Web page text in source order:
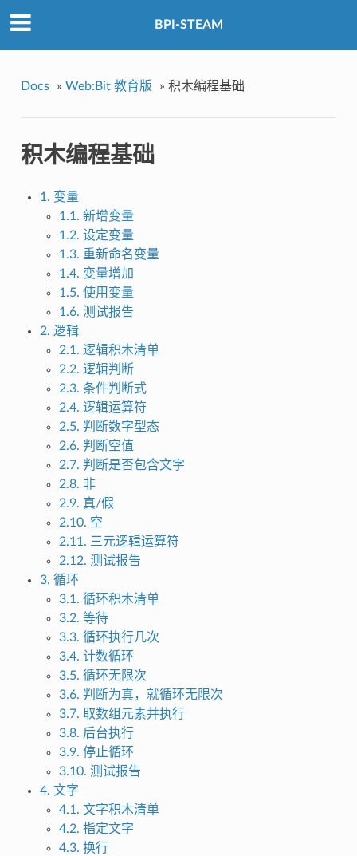
BPI-STEAM
Docs » Web:Bit 教育版 » 积木编程基础
积木编程基础
1. 变量
1.1. 新增变量
1.2. 设定变量
1.3. 重新命名变量
1.4. 变量增加
1.5. 使用变量
1.6. 测试报告
2. 逻辑
2.1. 逻辑积木清单
2.2. 逻辑判断
2.3. 条件判断式
2.4. 逻辑运算符
2.5. 判断数字型态
2.6. 判断空值
2.7. 判断是否包含文字
2.8. 非
2.9. 真/假
2.10. 空
2.11. 三元逻辑运算符
2.12. 测试报告
3. 循环
3.1. 循环积木清单
3.2. 等待
3.3. 循环执行几次
3.4. 计数循环
3.5. 循环无限次
3.6. 判断为真，就循环无限次
3.7. 取数组元素并执行
3.8. 后台执行
3.9. 停止循环
3.10. 测试报告
4. 文字
4.1. 文字积木清单
4.2. 指定文字
4.3. 换行